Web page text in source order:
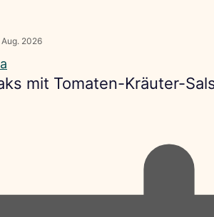
Aug. 2026
mit Tomaten-Kräuter-